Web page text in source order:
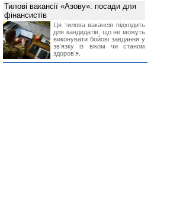
Тилові вакансії «Азову»: посади для
фінансистів
Ця тилова вакансія підходить
для кандидатів, що не можуть
виконувати бойові завдання у
звʼязку із віком чи станом
здоровʼя.